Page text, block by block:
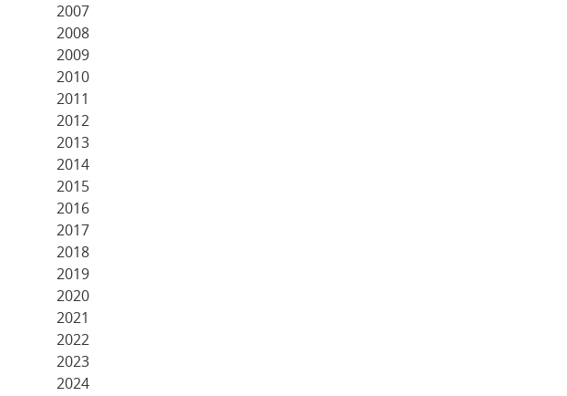
2007
2008
2009
2010
2011
2012
2013
2014
2015
2016
2017
2018
2019
2020
2021
2022
2023
2024